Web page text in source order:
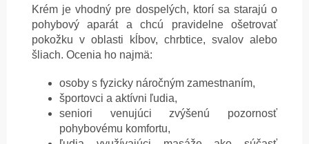
Krém je vhodný pre dospelých, ktorí sa starajú o
pohybový aparát a chcú pravidelne ošetrovať
pokožku v oblasti kĺbov, chrbtice, svalov alebo
šliach. Ocenia ho najmä:
osoby s fyzicky náročným zamestnaním,
športovci a aktívni ľudia,
seniori venujúci zvýšenú pozornosť
pohybovému komfortu,